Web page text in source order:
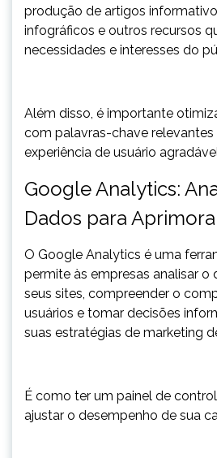
produção de artigos
infográficos e outros recursos
necessidades e interesses do
Além disso, é importante
com palavras-chave relevantes
experiência de usuário
Google Analytics:
Dados para
O Google Analytics é uma
permite às empresas analisar o
seus sites, compreender o
usuários e tomar decisões
suas estratégias de marketing
É como ter um painel de
ajustar o desempenho de sua